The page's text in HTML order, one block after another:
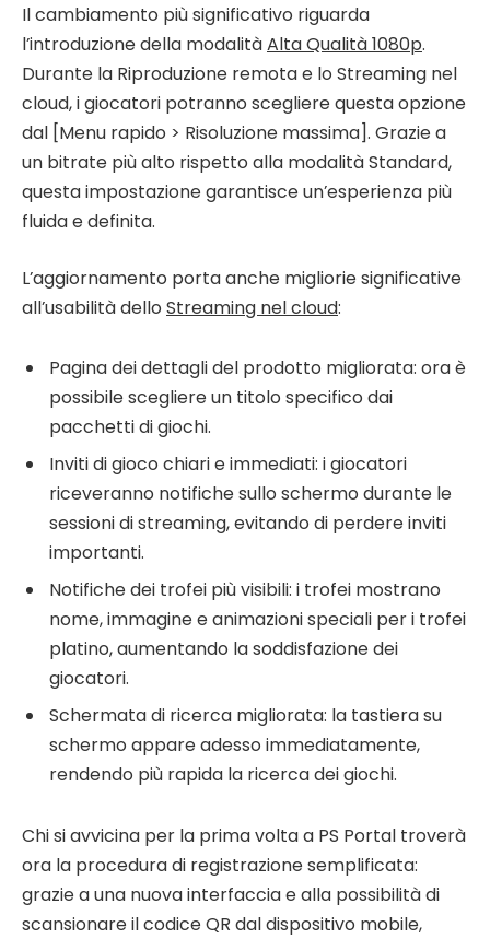
Il cambiamento più significativo riguarda
l’introduzione della modalitàAlta Qualità 1080p.
Durante la Riproduzione remota e lo Streaming nel
cloud, i giocatori potranno scegliere questa opzione
dal [Menu rapido > Risoluzione massima]. Grazie a
un bitrate più alto rispetto alla modalità Standard,
questa impostazione garantisce un’esperienza più
fluida e definita.
L’aggiornamento porta anche migliorie significative
all’usabilità dello Streaming nel cloud:
Pagina dei dettagli del prodotto migliorata: ora è
possibile scegliere un titolo specifico dai
pacchetti di giochi.
Inviti di gioco chiari e immediati: i giocatori
riceveranno notifiche sullo schermo durante le
sessioni di streaming, evitando di perdere inviti
importanti.
Notifiche dei trofei più visibili: i trofei mostrano
nome, immagine e animazioni speciali per i trofei
platino, aumentando la soddisfazione dei
giocatori.
Schermata di ricerca migliorata: la tastiera su
schermo appare adesso immediatamente,
rendendo più rapida la ricerca dei giochi.
Chi si avvicina per la prima volta a PS Portal troverà
ora la procedura di registrazione semplificata:
grazie a una nuova interfaccia e alla possibilità di
scansionare il codice QR dal dispositivo mobile,